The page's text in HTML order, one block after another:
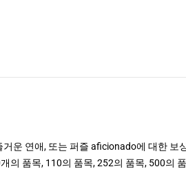
거운 연애, 또는 퍼즐 aficionado에 대한 보
의 품목, 110의 품목, 252의 품목, 500의